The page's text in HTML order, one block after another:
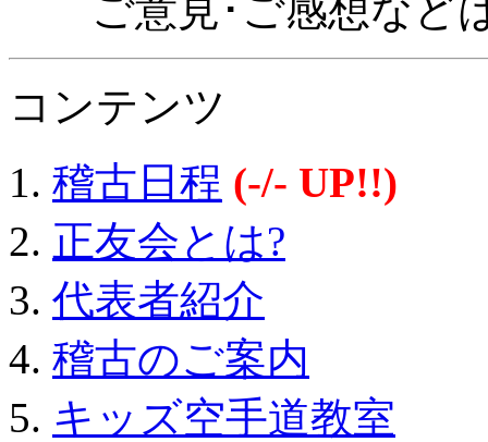
ご意見･ご感想など
コンテンツ
稽古日程 (-/- UP!!)
正友会とは?
代表者紹介
稽古のご案内
キッズ空手道教室